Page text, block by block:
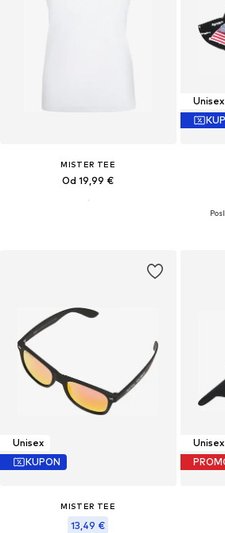
MISTER TEE
Od 19,99 €
Unisex
Unisex
KUPON
MISTER TEE
13,49 €
Unisex